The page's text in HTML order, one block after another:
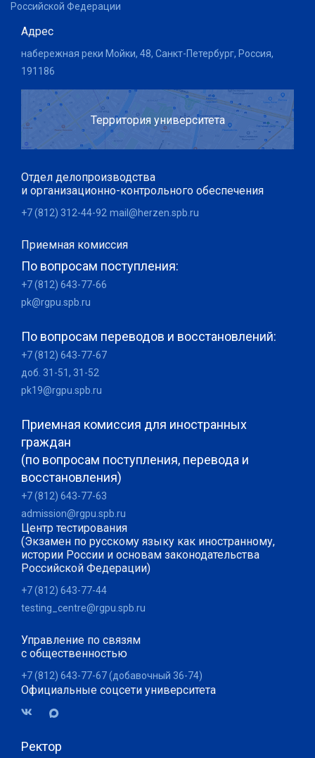
Российской Федерации
Адрес
набережная реки Мойки, 48, Санкт-Петербург, Россия,
191186
Территория университета
Отдел делопроизводства
и организационно-контрольного обеспечения
+7 (812) 312-44-92 mail@herzen.spb.ru
Приемная комиссия
По вопросам поступления:
+7 (812) 643-77-66
pk@rgpu.spb.ru
По вопросам переводов и восстановлений:
+7 (812) 643-77-67
доб. 31-51, 31-52
pk19@rgpu.spb.ru
Приемная комиссия для иностранных
граждан
(по вопросам поступления, перевода и
восстановления)
+7 (812) 643-77-63
admission@rgpu.spb.ru
Центр тестирования
(Экзамен по русскому языку как иностранному,
истории России и основам законодательства
Российской Федерации)
+7 (812) 643-77-44
testing_centre@rgpu.spb.ru
Управление по связям
с общественностью
+7 (812) 643-77-67 (добавочный 36-74)
Официальные соцсети университета
Ректор